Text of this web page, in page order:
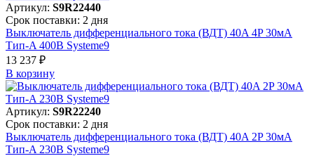
Артикул: S9R22440
Срок поставки: 2 дня
Выключатель дифференциального тока (ВДТ) 40A 4P 30мА
Тип-A 400В Systeme9
13 237 ₽
В корзинy
Артикул: S9R22240
Срок поставки: 2 дня
Выключатель дифференциального тока (ВДТ) 40A 2P 30мА
Тип-A 230В Systeme9